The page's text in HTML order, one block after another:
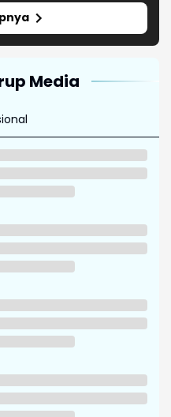
Media
Kantongi
sebelum 10
Buka Kembali
Hari
di Sekolah
Telepon
PT Namnam